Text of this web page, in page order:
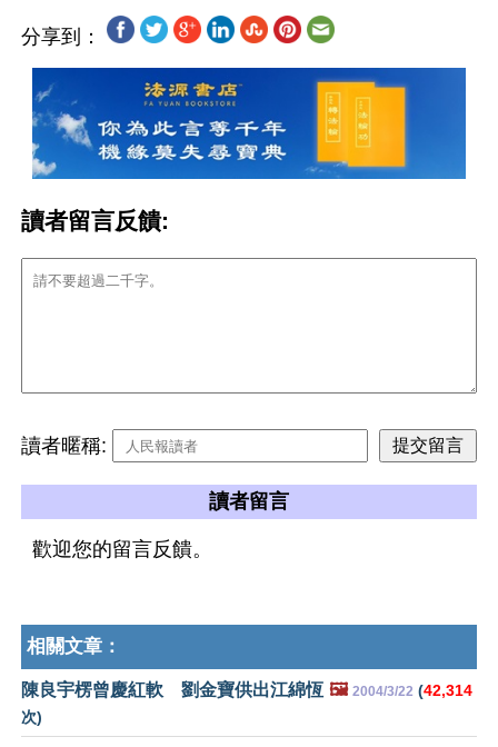
分享到：
讀者留言反饋:
讀者暱稱:
讀者留言
歡迎您的留言反饋。
相關文章：
陳良宇楞曾慶紅軟 劉金寶供出江綿恆 🖼️ 2004/3/22 (42,314
次)